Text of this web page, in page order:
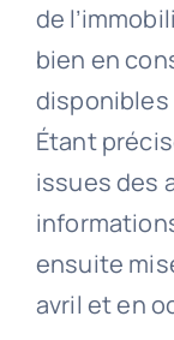
de
bien en
disponibles
Étant
issues des
ensuite
avril et en